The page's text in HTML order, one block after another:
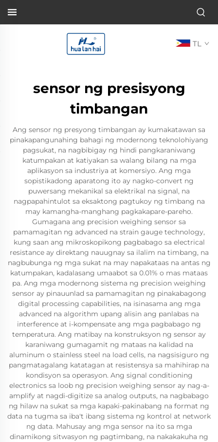
TL
sensor ng presisyong
timbangan
Ang sensor ng presyong timbangan ay kumakatawan sa
pinakapangunahing bahagi ng modernong teknolohiyang
pagsukat, na nagbibigay ng hindi pangkaraniwang
katumpakan at katiyakan sa walang bilang na mga
aplikasyon sa industriya at komersiyo. Ang mga
sopistikadong aparatong ito ay nagko-convert ng
puwersang mekanikal sa elektrikal na signal, na
nagpapahintulot sa eksaktong pagtukoy ng timbang na
may kamangha-manghang pagkakapare-pareho.
Gumagana ang precision weighing sensor sa
pamamagitan ng advanced na strain gauge technology,
kung saan ang mikroskopikong pagbabago sa electrical
resistance ay direktang nauugnay sa ilalim na timbang, na
nagbubunga ng mga sukat na may napakataas na antas ng
katumpakan, kadalasang umaabot sa 0.01% o mas mataas
pa. Ang mga modernong sistema ng precision weighing
sensor ay pinauunlad sa pamamagitan ng pinakabagong
digital processing capabilities, na isinasama ang mga
advanced na algorithm upang alisin ang panlabas na
interference at i-kompensate ang mga pagbabago ng
temperatura. Ang matibay na konstruksyon ng sensor ay
karaniwang gumagamit ng mataas na kalidad na
aluminum o stainless steel na load cells, na nagsisiguro ng
pangmatagalang katatagan at resistensya sa mahihirap na
kondisyon sa operasyon. Ang signal conditioning
electronics sa loob ng precision weighing sensor ay nag-a-
amplify at nagdi-digitize sa analog outputs, na nagbabago
ng hilaw na sukat sa mga kapaki-pakinabang na format ng
data na tugma sa iba't ibang sistema ng kontrol at network
ng data. Mahusay ang mga sensor na ito sa mga
dinamikong sitwasyon ng pagtimbang, na nakakakuha ng